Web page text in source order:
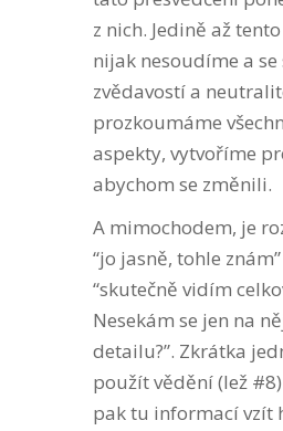
z nich. Jedině až
nijak nesoudíme a se
zvědavostí a
prozkoumáme
aspekty, vytvoříme
abychom se změnili.
A mimochodem, je
“jo jasně, tohle
“skutečně vidím
Nesekám se jen na
detailu?”. Zkrátka
použít vědění (lež
pak tu informací vzít